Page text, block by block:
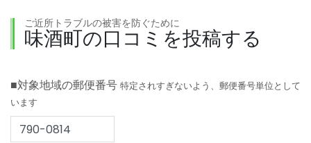
ご近所トラブルの被害を防ぐために
味酒町の口コミを投稿する
■対象地域の郵便番号 特定されすぎないよう、郵便番号単位として
います